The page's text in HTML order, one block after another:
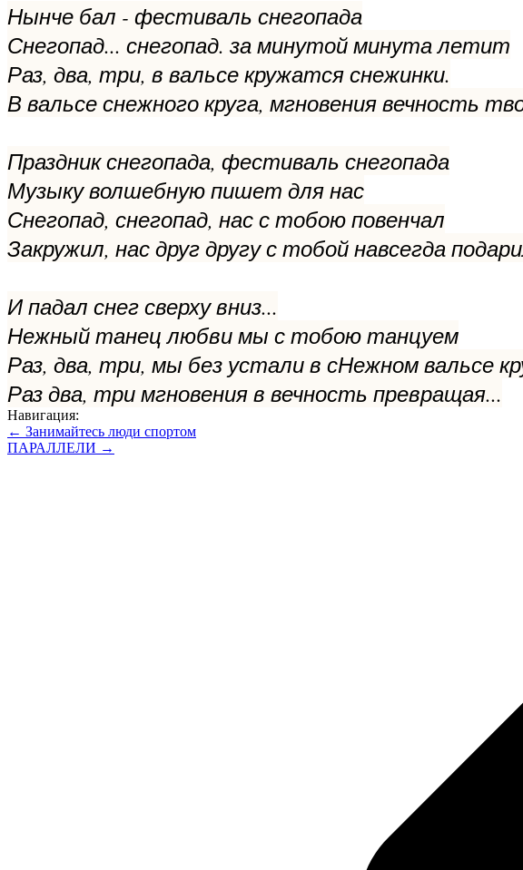
Нынче бал - фестиваль снегопада
Снегопад... снегопад. за минутой минута летит
Раз, два, три, в вальсе кружатся снежинки.
В вальсе снежного круга, мгновения вечность
Праздник снегопада, фестиваль снегопада
Музыку волшебную пишет для нас
Снегопад, снегопад, нас с тобою повенчал
Закружил, нас друг другу с тобой навсегда
И падал снег сверху вниз...
Нежный танец любви мы с тобою танцуем
Раз, два, три, мы без устали в сНежном вальсе
Раз два, три мгновения в вечность превращая...
Навигация:
← Занимайтесь люди спортом
ПАРАЛЛЕЛИ →